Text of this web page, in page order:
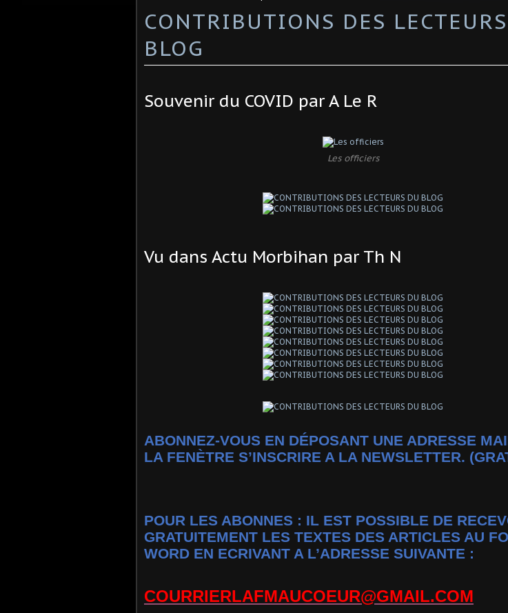
CONTRIBUTIONS DES
BLOG
Souvenir du COVID par A Le R
Les officiers
Vu dans Actu Morbihan par Th N
ABONNEZ-VOUS EN DÉPOSANT UNE ADRESSE
LA FENÈTRE S’INSCRIRE A LA NEWSLETTER.
POUR LES ABONNES : IL EST POSSIBLE DE
GRATUITEMENT LES TEXTES DES ARTICLES AU
WORD EN ECRIVANT A L’ADRESSE SUIVANTE :
COURRIERLAFMAUCOEUR@GMAIL.COM